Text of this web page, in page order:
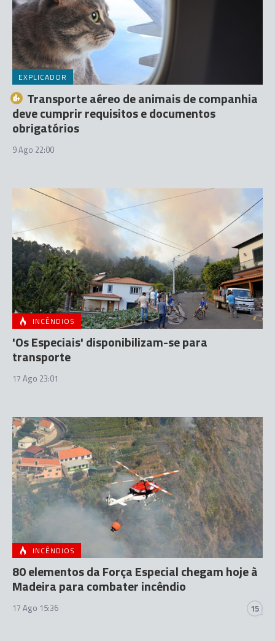
EXPLICADOR
Transporte aéreo de animais de companhia
deve cumprir requisitos e documentos
obrigatórios
9 Ago 22:00
INCÊNDIOS
'Os Especiais' disponibilizam-se para
transporte
17 Ago 23:01
INCÊNDIOS
80 elementos da Força Especial chegam hoje à
Madeira para combater incêndio
17 Ago 15:36 15